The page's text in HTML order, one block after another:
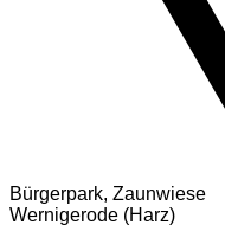
Bürgerpark, Zaunwiese
Wernigerode (Harz)